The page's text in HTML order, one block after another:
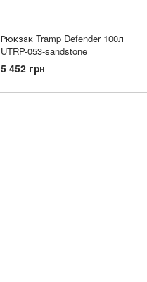
Рюкзак Tramp Defender 100л
UTRP-053-sandstone
5 452 грн